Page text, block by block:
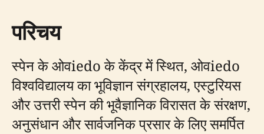
परिचय
स्पेन के ओवiedo के केंद्र में स्थित, ओवiedo
विश्वविद्यालय का भूविज्ञान संग्रहालय, एस्टुरियस
और उत्तरी स्पेन की भूवैज्ञानिक विरासत के संरक्षण,
अनुसंधान और सार्वजनिक प्रसार के लिए समर्पित